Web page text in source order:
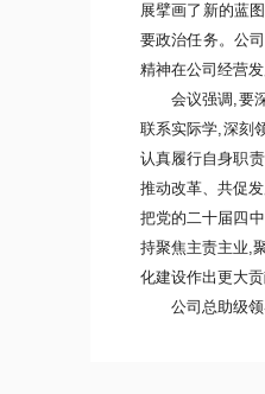
展擘画了新的蓝图
要政治任务。公
精神在公司经营
会议强调,要
联系实际学,深刻
认真履行自身职
推动改革、共促
把党的二十届四
持聚焦主责主业,
化建设作出更大贡
公司总助级